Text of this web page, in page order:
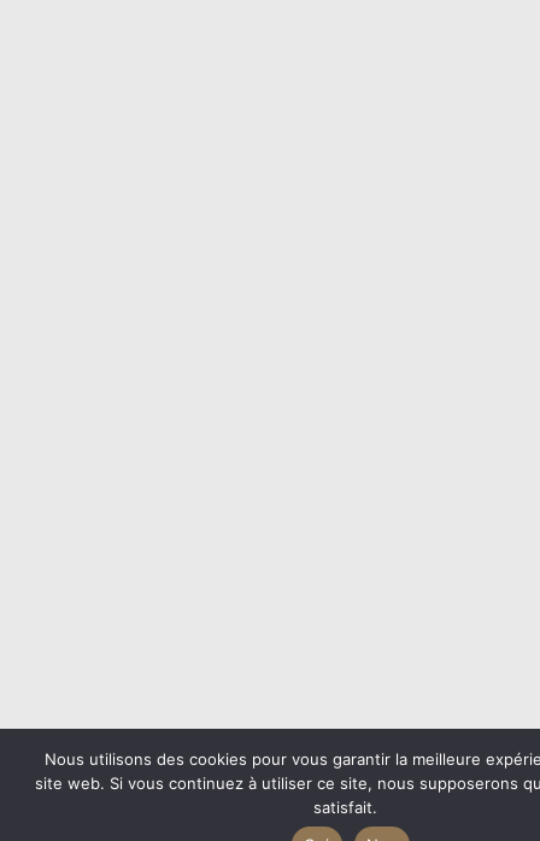
Nous utilisons des cookies pour vous garantir la meilleure
site web. Si vous continuez à utiliser ce site, nous supposerons
satisfait.